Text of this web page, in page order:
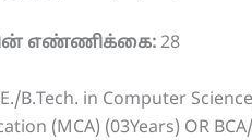
எண்ணிக்கை: 28
B.Tech. in Computer
(MCA) (03Years) OR